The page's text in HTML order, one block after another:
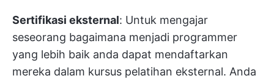
Sertifikasi eksternal: Untuk mengajar
seseorang bagaimana menjadi programmer
yang lebih baik anda dapat mendaftarkan
mereka dalam kursus pelatihan eksternal. Anda